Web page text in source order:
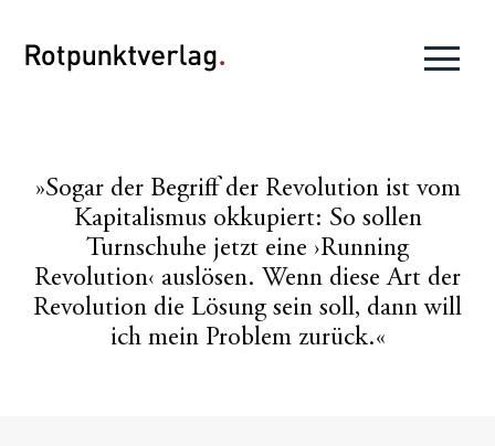
»Sogar der Begriff der Revolution ist vom
Kapitalismus okkupiert: So sollen
Turnschuhe jetzt eine ›Running
Revolution‹ auslösen. Wenn diese Art der
Revolution die Lösung sein soll, dann will
ich mein Problem zurück.«